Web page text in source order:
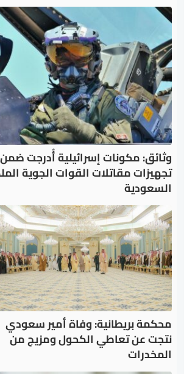
وثائق: مكونات إسرائيلية أُدرجت ضمن
تجهيزات مقاتلات القوات الجوية
السعودية
محكمة بريطانية: وفاة أمير سعودي
نتجت عن تعاطي الكحول ومزيج من
المخدرات